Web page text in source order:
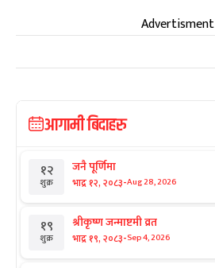
Advertisment
आगामी बिदाहरु
१२
शुक्र
जनै पूर्णिमा
भाद्र १२, २०८३-Aug 28, 2026
१९
शुक्र
श्रीकृष्ण जन्माष्टमी व्रत
भाद्र १९, २०८३-Sep 4, 2026